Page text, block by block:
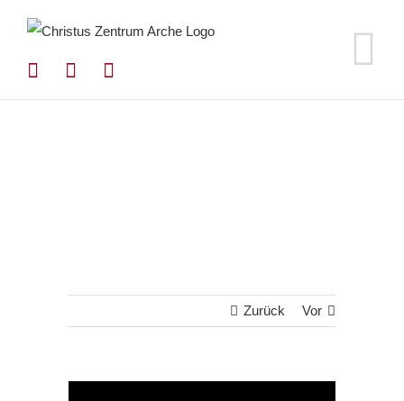
springen
Zurück Vor